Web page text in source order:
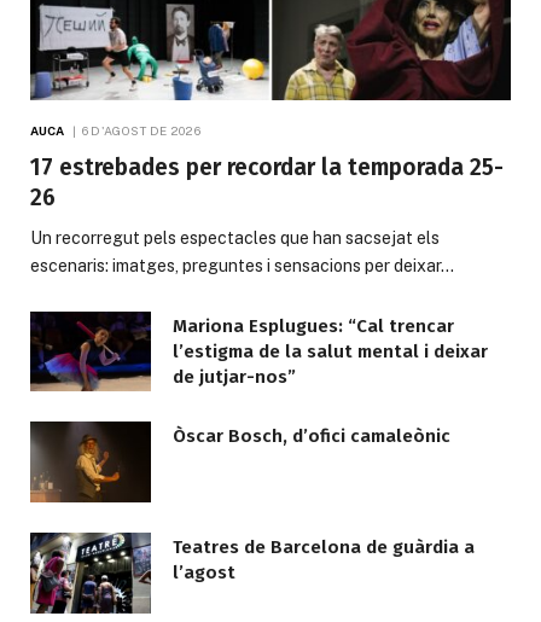
AUCA 6 D'AGOST DE 2026
17 estrebades per recordar la temporada 25-
26
Un recorregut pels espectacles que han sacsejat els
escenaris: imatges, preguntes i sensacions per deixar…
Mariona Esplugues: “Cal trencar
l’estigma de la salut mental i deixar
de jutjar-nos”
Òscar Bosch, d’ofici camaleònic
Teatres de Barcelona de guàrdia a
l’agost